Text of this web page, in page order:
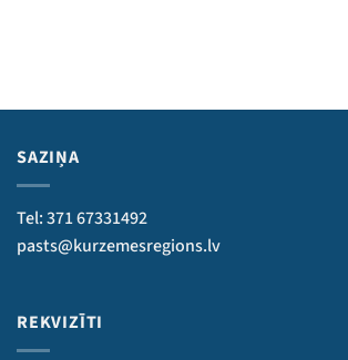
SAZIŅA
Tel: 371 67331492
pasts@kurzemesregions.lv
REKVIZĪTI